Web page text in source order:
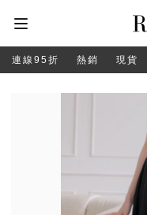
連線95折 熱銷 現貨